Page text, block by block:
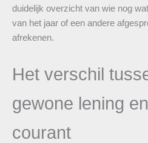
duidelijk overzicht van wie nog
van het jaar of een andere
afrekenen.
Het verschil
gewone lening
courant